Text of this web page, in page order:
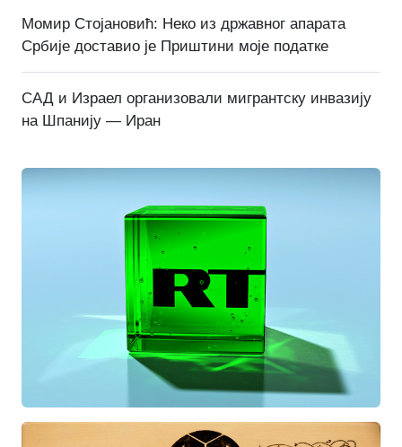
Момир Стојановић: Неко из државног апарата
Србије доставио је Приштини моје податке
САД и Израел организовали мигрантску инвазију
на Шпанију — Иран